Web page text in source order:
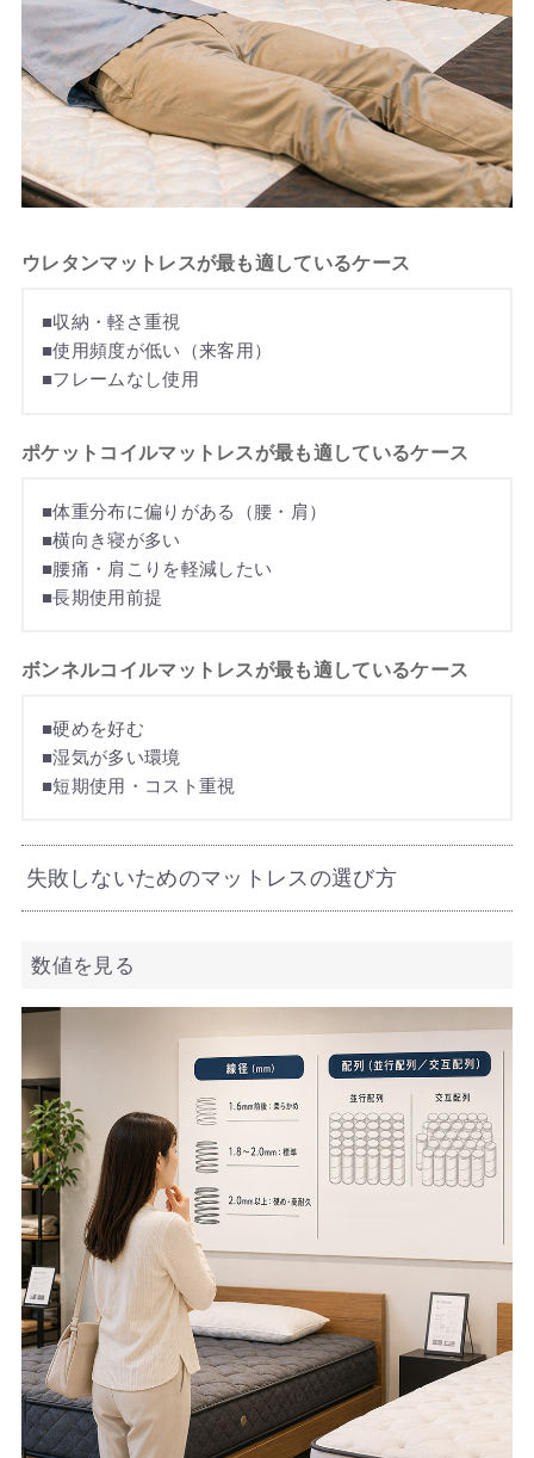
ウレタンマットレスが最も適しているケース
■収納・軽さ重視
■使用頻度が低い（来客用）
■フレームなし使用
ポケットコイルマットレスが最も適しているケース
■体重分布に偏りがある（腰・肩）
■横向き寝が多い
■腰痛・肩こりを軽減したい
■長期使用前提
ボンネルコイルマットレスが最も適しているケース
■硬めを好む
■湿気が多い環境
■短期使用・コスト重視
失敗しないためのマットレスの選び方
数値を見る